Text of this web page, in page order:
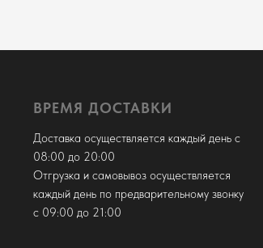
ВРЕМЯ ДОСТАВКИ
Доставка осуществляется каждый день с
08:00 до 20:00
Отгрузка и самовывоз осуществляется
каждый день по предварительному звонку
с 09:00 до 21:00